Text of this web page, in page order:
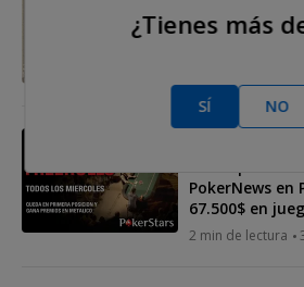
Gana mucho
Million de
PokerNews en
67.500$ en
2 min de lectura
¿Tienes más
SÍ NO